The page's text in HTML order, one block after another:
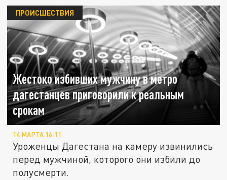
Жестоко избивших мужчину в метро
дагестанцев приговорили к реальным
срокам
ПРОИСШЕСТВИЯ
14 МАРТА 16:11
Уроженцы Дагестана на камеру извинились
перед мужчиной, которого они избили до
полусмерти.